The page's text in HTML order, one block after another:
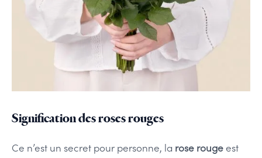
Signification des roses rouges
Ce n’est un secret pour personne, la rose rouge est